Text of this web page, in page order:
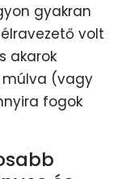
gyakran
volt
akarok
múlva (vagy
fogok